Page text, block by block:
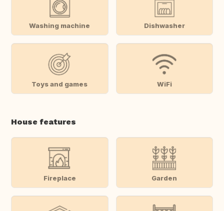
Washing machine Dishwasher
Toys and games WiFi
House features
Fireplace Garden